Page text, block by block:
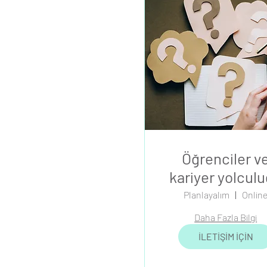
Öğrenciler
kariyer
için mentorluk
Planlayalım
Online
Daha Fazla Bilgi
İLETİŞİM İÇİN